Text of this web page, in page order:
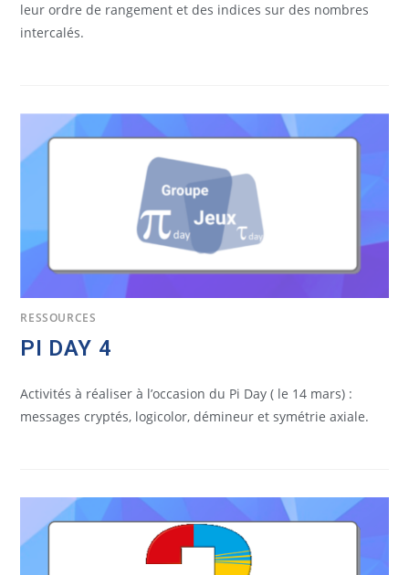
leur ordre de rangement et des indices sur des nombres
intercalés.
RESSOURCES
PI DAY 4
Activités à réaliser à l’occasion du Pi Day ( le 14 mars) :
messages cryptés, logicolor, démineur et symétrie axiale.